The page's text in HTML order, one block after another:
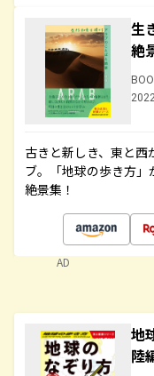
生
絶
古きと新しき、東と西
ブ。「地球の歩き方
絶景集！
AD
地
陸